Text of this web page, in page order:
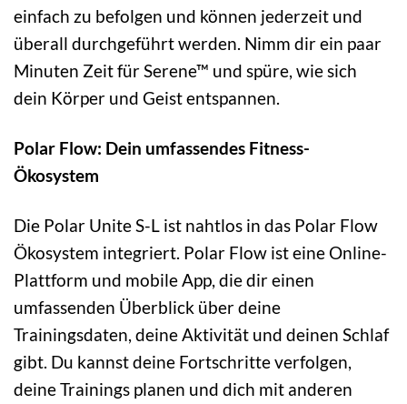
einfach zu befolgen und können jederzeit und
überall durchgeführt werden. Nimm dir ein paar
Minuten Zeit für Serene™ und spüre, wie sich
dein Körper und Geist entspannen.
Polar Flow: Dein umfassendes Fitness-
Ökosystem
Die Polar Unite S-L ist nahtlos in das Polar Flow
Ökosystem integriert. Polar Flow ist eine Online-
Plattform und mobile App, die dir einen
umfassenden Überblick über deine
Trainingsdaten, deine Aktivität und deinen Schlaf
gibt. Du kannst deine Fortschritte verfolgen,
deine Trainings planen und dich mit anderen